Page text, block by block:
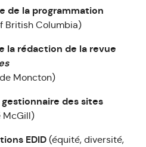
de la programmation
British Columbia)
la rédaction de la revue
Moncton)
des sites
McGill)
EDID (équité, diversité,